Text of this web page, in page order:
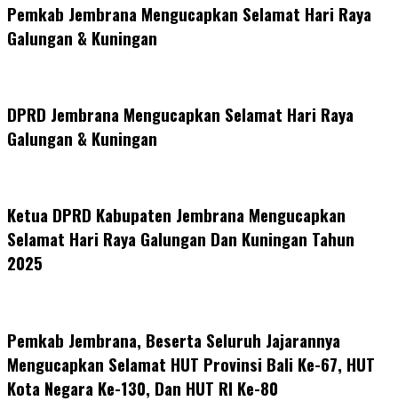
Pemkab Jembrana Mengucapkan Selamat Hari Raya
Galungan & Kuningan
DPRD Jembrana Mengucapkan Selamat Hari Raya
Galungan & Kuningan
Ketua DPRD Kabupaten Jembrana Mengucapkan
Selamat Hari Raya Galungan Dan Kuningan Tahun
2025
Pemkab Jembrana, Beserta Seluruh Jajarannya
Mengucapkan Selamat HUT Provinsi Bali Ke-67, HUT
Kota Negara Ke-130, Dan HUT RI Ke-80